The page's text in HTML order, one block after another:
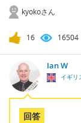
kyokoさん
16 16504
Ian W
イギリ
回答